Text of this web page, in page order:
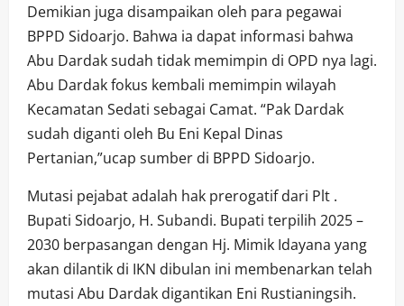
Demikian juga disampaikan oleh para pegawai
BPPD Sidoarjo. Bahwa ia dapat informasi bahwa
Abu Dardak sudah tidak memimpin di OPD nya lagi.
Abu Dardak fokus kembali memimpin wilayah
Kecamatan Sedati sebagai Camat. “Pak Dardak
sudah diganti oleh Bu Eni Kepal Dinas
Pertanian,”ucap sumber di BPPD Sidoarjo.
Mutasi pejabat adalah hak prerogatif dari Plt .
Bupati Sidoarjo, H. Subandi. Bupati terpilih 2025 –
2030 berpasangan dengan Hj. Mimik Idayana yang
akan dilantik di IKN dibulan ini membenarkan telah
mutasi Abu Dardak digantikan Eni Rustianingsih.